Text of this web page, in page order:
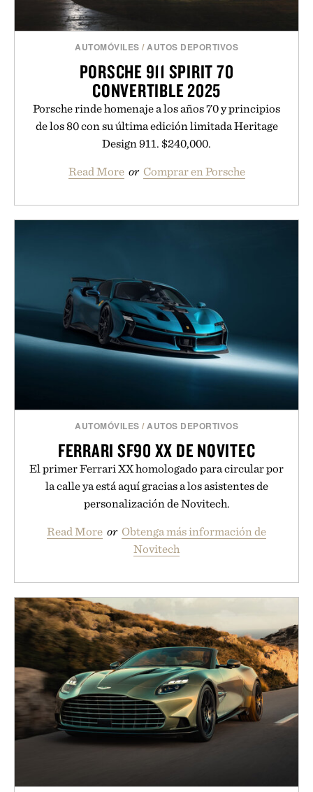
AUTOMÓVILES /AUTOS DEPORTIVOS
PORSCHE 911 SPIRIT 70
CONVERTIBLE 2025
Porsche rinde homenaje a los años 70 y principios
de los 80 con su última edición limitada Heritage
Design 911. $240,000.
Read More or Comprar en Porsche
AUTOMÓVILES /AUTOS DEPORTIVOS
FERRARI SF90 XX DE NOVITEC
El primer Ferrari XX homologado para circular por
la calle ya está aquí gracias a los asistentes de
personalización de Novitech.
Read More or Obtenga más información de
Novitech